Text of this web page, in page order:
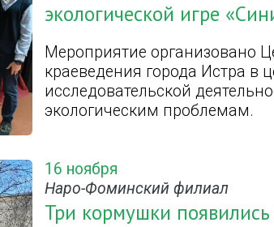
экологической игре
Мероприятие организовано
краеведения города Истра в
исследовательской
экологическим проблемам.
16 ноября
Наро-Фоминский филиал
Три кормушки